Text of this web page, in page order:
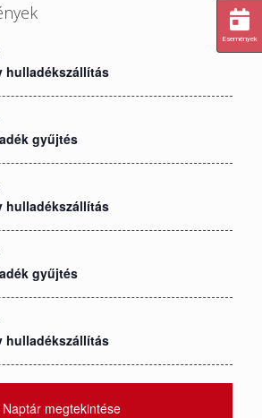
hulladékszállítás
gyűjtés
hulladékszállítás
gyűjtés
hulladékszállítás
Naptár megtekintése
Események